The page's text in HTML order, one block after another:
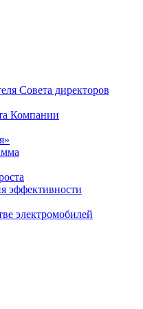
Совета директоров
Компании
эффективности
электромобилей